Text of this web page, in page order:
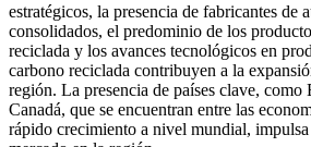
estratégicos, la presencia de fabricantes de
consolidados, el predominio de los
reciclada y los avances tecnológicos en
carbono reciclada contribuyen a la
región. La presencia de países clave, como
Canadá, que se encuentran entre las
rápido crecimiento a nivel mundial,